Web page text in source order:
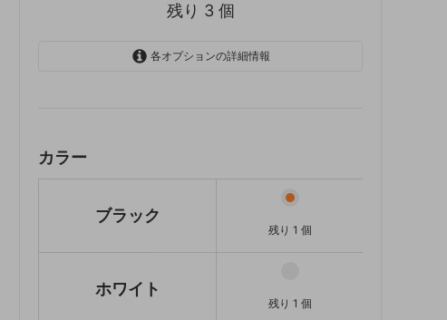
残り 3 個
各オプションの詳細情報
在庫 0 個 売切れ中
ダークネイビー
SOLD OUT
在庫 0 個 売切れ中
カラー
ブラック
残り 1 個
ホワイト
残り 1 個